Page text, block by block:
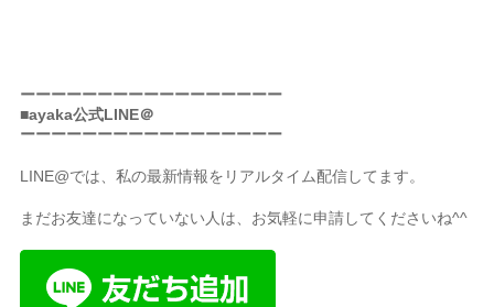
ーーーーーーーーーーーーーーーーー
■ayaka公式LINE＠
ーーーーーーーーーーーーーーーーー
LINE@では、私の最新情報をリアルタイム配信してます。
まだお友達になっていない人は、お気軽に申請してくださいね^^